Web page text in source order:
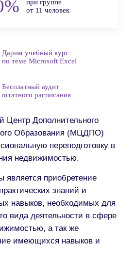
Центр Дополнительного
Образования (МЦДПО)
переподготовку в
недвижимостью.
приобретение
знаний и
навыков, необходимых для
вида деятельности в сфере
а так же
имеющихся навыков и
при группе
от 11 человек
Дарим учебный курс
по теме Microsoft Excel
Бесплатный аудит
штатного расписания